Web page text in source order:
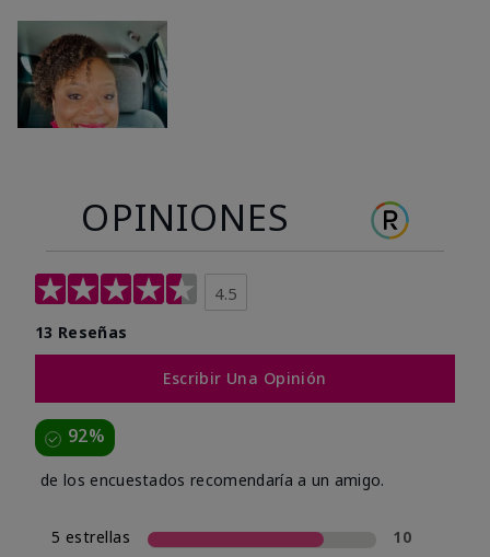
OPINIONES
4.5
13 Reseñas
Escribir Una Opinión
92%
de los encuestados recomendaría a un amigo.
5 estrellas
10